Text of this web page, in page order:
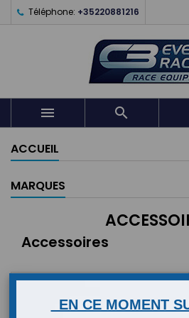
Téléphone: +35220881216
 
ACCUEIL
MARQUES
Accessoires
Pertinence 
Affichage 1-14 de 14
EN CE MOMENT